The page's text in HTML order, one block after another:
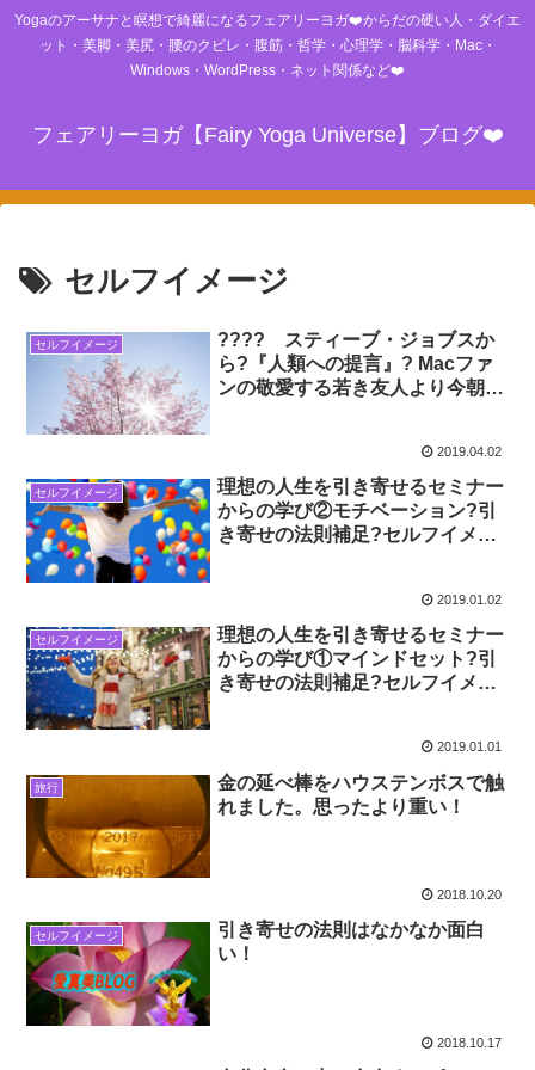
Yogaのアーサナと瞑想で綺麗になるフェアリーヨガ❤️からだの硬い人・ダイエ
ット・美脚・美尻・腰のクビレ・腹筋・哲学・心理学・脳科学・Mac・
Windows・WordPress・ネット関係など❤️
フェアリーヨガ【Fairy Yoga Universe】ブログ❤️
セルフイメージ
セルフイメージ
???? スティーブ・ジョブスか
ら?『人類への提言』? Macファ
ンの敬愛する若き友人より今朝メ
ェアーさせていた だきます☆2019.04.02
セルフイメージ
理想の人生を引き寄せるセミナー
からの学び②モチベーション?引
き寄せの法則補足?セルフイメー
2019.01.02
セルフイメージ
理想の人生を引き寄せるセミナー
からの学び①マインドセット?引
き寄せの法則補足?セルフイメー
2019.01.01
旅行
金の延べ棒をハウステンボスで触
れました。思ったより重い！
2018.10.20
セルフイメージ
引き寄せの法則はなかなか面白
い！
2018.10.17